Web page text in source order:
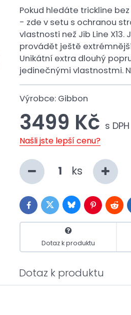
Pokud hledáte trickline
- zde v setu s ochranou
vlastnosti než Jib Line
provádět ještě
Unikátní extra dlouhý
jedinečnými vlastnostmi.
Výrobce: Gibbon
3499 Kč s DPH
Našli jste lepší cenu?
ks
FacebookTwitterBlueskyPinterest
Dotaz k produktu
Dotaz k produktu